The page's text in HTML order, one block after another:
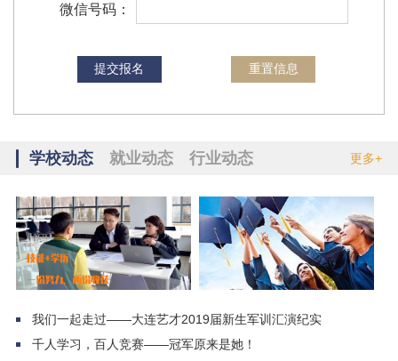
赵忠杭 日护
汽车维修
王悦 幼儿教育 黑龙江绥化
初佳悦 护理 吉林农安
微信号码：
学校动态 就业动态 行业动态 更多+
我们一起走过——大连艺才2019届新生军训汇演纪实
千人学习，百人竞赛——冠军原来是她！